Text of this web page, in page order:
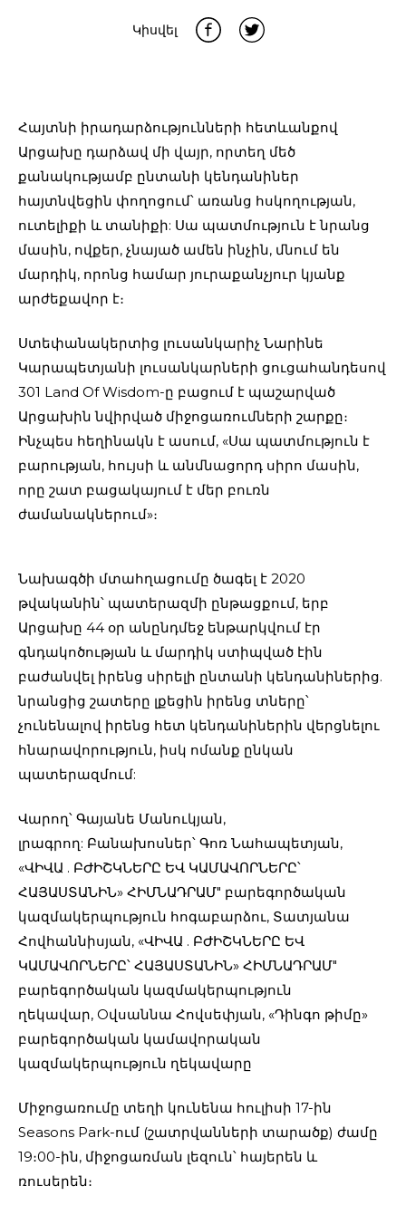
Կիսվել
Հայտնի իրադարձությունների հետևանքով
Արցախը դարձավ մի վայր, որտեղ մեծ
քանակությամբ ընտանի կենդանիներ
հայտնվեցին փողոցում՝ առանց հսկողության,
ուտելիքի և տանիքի: Սա պատմություն է նրանց
մասին, ովքեր, չնայած ամեն ինչին, մնում են
մարդիկ, որոնց համար յուրաքանչյուր կյանք
արժեքավոր է։
Ստեփանակերտից լուսանկարիչ Նարինե
Կարապետյանի լուսանկարների ցուցահանդեսով
301 Land Of Wisdom-ը բացում է պաշարված
Արցախին նվիրված միջոցառումների շարքը։
Ինչպես հեղինակն է ասում, «Սա պատմություն է
բարության, հույսի և անմնացորդ սիրո մասին,
որը շատ բացակայում է մեր բուռն
ժամանակներում»։
Նախագծի մտահղացումը ծագել է 2020
թվականին՝ պատերազմի ընթացքում, երբ
Արցախը 44 օր անընդմեջ ենթարկվում էր
գնդակոծության և մարդիկ ստիպված էին
բաժանվել իրենց սիրելի ընտանի կենդանիներից.
նրանցից շատերը լքեցին իրենց տները՝
չունենալով իրենց հետ կենդանիներին վերցնելու
հնարավորություն, իսկ ոմանք ընկան
պատերազմում:
Վարող՝ Գայանե Մանուկյան,
լրագրող: Բանախոսներ՝ Գոռ Նահապետյան,
«ՎԻՎԱ . ԲԺԻՇԿՆԵՐԸ ԵՎ ԿԱՄԱՎՈՐՆԵՐԸ՝
ՀԱՅԱՍՏԱՆԻՆ» ՀԻՄՆԱԴՐԱՄ" բարեգործական
կազմակերպություն հոգաբարձու, Տատյանա
Հովհաննիսյան, «ՎԻՎԱ . ԲԺԻՇԿՆԵՐԸ ԵՎ
ԿԱՄԱՎՈՐՆԵՐԸ՝ ՀԱՅԱՍՏԱՆԻՆ» ՀԻՄՆԱԴՐԱՄ"
բարեգործական կազմակերպություն
ղեկավար, Oվսաննա Հովսեփյան, «Դինգո թիմը»
բարեգործական կամավորական
կազմակերպություն ղեկավարը
Միջոցառումը տեղի կունենա հուլիսի 17-ին
Seasons Park-ում (շատրվանների տարածք) ժամը
19։00-ին, միջոցառման լեզուն՝ հայերեն և
ռուսերեն։